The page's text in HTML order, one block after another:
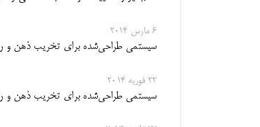
6 مارس 2014
سیستمی طراحی‌شده برای تخریب ذهن و روح یک
22 فوریه 2014
سیستمی طراحی‌شده برای تخریب ذهن و روح یک